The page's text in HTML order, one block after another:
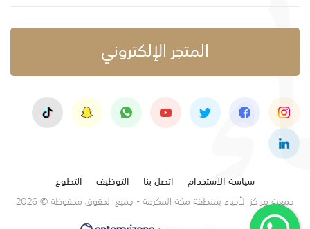
المتجر الإلكتروني
سياسة الاستخدام اتصل بنا التوظيف
التطوع
جمعية مراكز الأحياء بمنطقة مكة المكرمة - جميع الحقوق محفوظة © 2026